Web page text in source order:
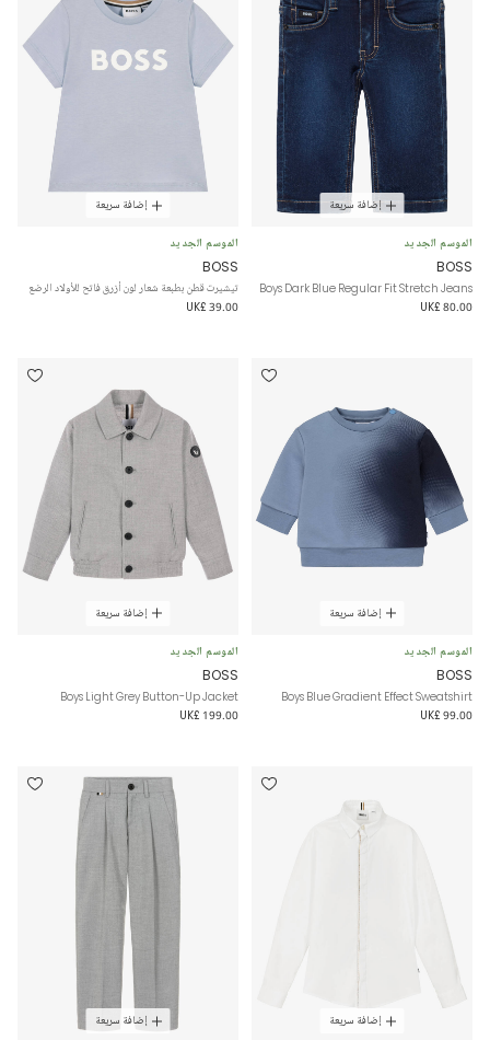
إضافة سريعة
الموسم الجديد
BOSS
Boys Dark Blue Regular Fit Stretch Jeans
UK£ 80.00
إضافة سريعة
الموسم الجديد
BOSS
تيشيرت قطن بطبعة شعار لون أزرق فاتح للأولاد الرضع
UK£ 39.00
إضافة سريعة
الموسم الجديد
BOSS
Boys Blue Gradient Effect Sweatshirt
UK£ 99.00
إضافة سريعة
الموسم الجديد
BOSS
Boys Light Grey Button-Up Jacket
UK£ 199.00
إضافة سريعة إضافة سريعة